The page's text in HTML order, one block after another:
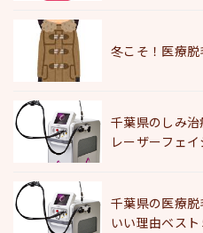
冬こそ！医療
千葉県のしみ
レーザーフェ
千葉県の医療
いい理由ベスト